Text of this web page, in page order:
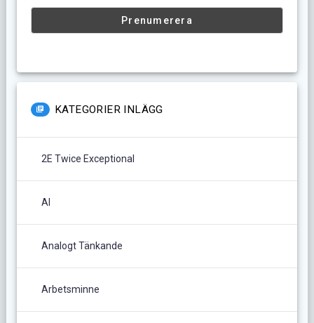
KATEGORIER INLÄGG
2E Twice Exceptional
AI
Analogt Tänkande
Arbetsminne